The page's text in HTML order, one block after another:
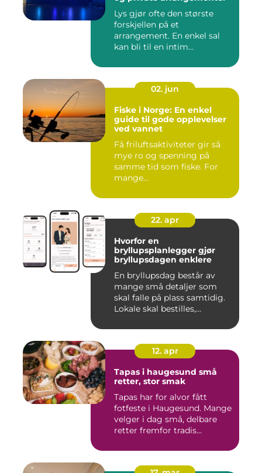
Lys gjør ofte den største
forskjellen på et
arrangement. En enkel sal
kan bli til en intim
02. jun
Fiske i Norge: En enkel
guide til gode opplevelser
ved vannet
Få friluftsaktiviteter gir så
mye ro og spenning på
samme tid som fiske. For
mange...
22. apr
Hvorfor en
bryllupsplanlegger gjør
bryllupsdagen enklere
En bryllupsdag består av
mange små detaljer som
skal falle på plass samtidig.
Lokale skal bestilles,...
12. apr
Tapas i haugesund små
retter, stor smak
Tapas har for alvor fått
fotfeste i Haugesund. Mange
velger i dag små, delbare
retter fremfor tradis...